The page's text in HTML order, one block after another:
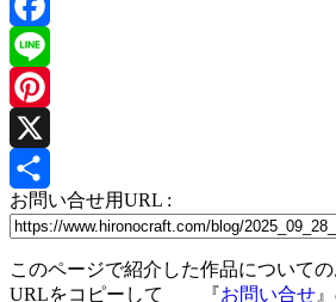
Facebook
Line
Pinterest
X
共
お問い合せ用URL :
このページで紹介した作品について
URLをコピーして 『お問い合せ